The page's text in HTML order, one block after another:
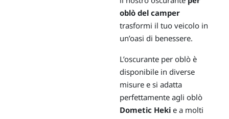
oblò del camper
trasformi il tuo veicolo in
un’oasi di benessere.
L’oscurante per oblò è
disponibile in diverse
misure e si adatta
perfettamente agli oblò
Dometic Heki e a molti